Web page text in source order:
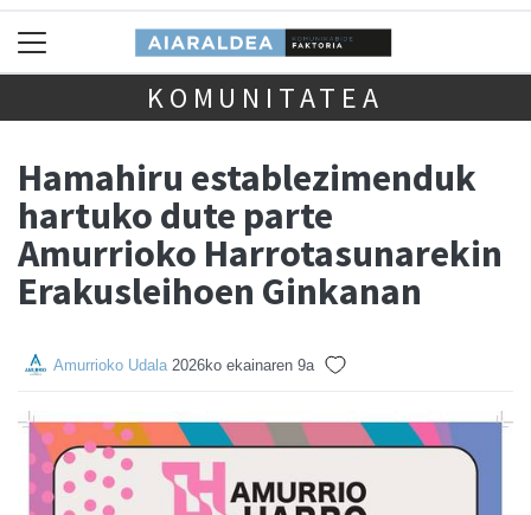
KOMUNITATEA
Hamahiru establezimenduk
hartuko dute parte
Amurrioko Harrotasunarekin
Erakusleihoen Ginkanan
Amurrioko Udala 2026ko ekainaren 9a